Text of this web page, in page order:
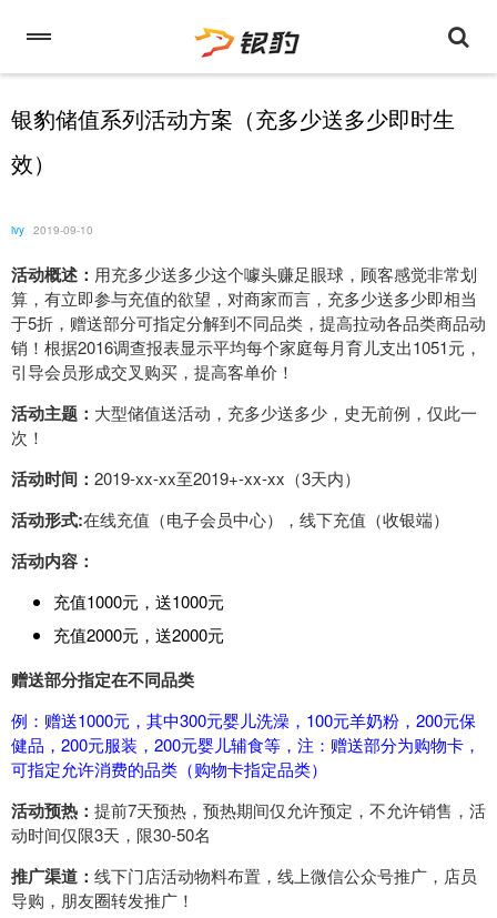
银豹储值系列活动方案（充多少送多少即时生
效）
ivy 2019-09-10
活动概述： 用充多少送多少这个噱头赚足眼球，顾客感觉非常划
算，有立即参与充值的欲望，对商家而言，充多少送多少即相当
于5折，赠送部分可指定分解到不同品类，提高拉动各品类商品动
销！根据2016调查报表显示平均每个家庭每月育儿支出1051元，
引导会员形成交叉购买，提高客单价！
活动主题： 大型储值送活动，充多少送多少，史无前例，仅此一
次！
活动时间： 2019-xx-xx至2019+-xx-xx（3天内）
活动形式:在线充值（电子会员中心），线下充值（收银端）
活动内容：
充值1000元，送1000元
充值2000元，送2000元
赠送部分指定在不同品类
例：赠送1000元，其中300元婴儿洗澡，100元羊奶粉，200元保
健品，200元服装，200元婴儿辅食等，注：赠送部分为购物卡，
可指定允许消费的品类（购物卡指定品类）
活动预热： 提前7天预热，预热期间仅允许预定，不允许销售，活
动时间仅限3天，限30-50名
推广渠道： 线下门店活动物料布置，线上微信公众号推广，店员
导购，朋友圈转发推广！